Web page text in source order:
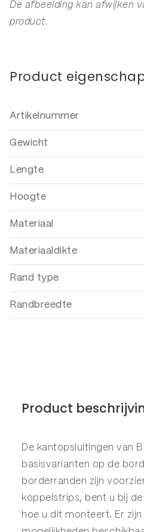
De afbeelding kan afwijken
product.
Product
Artikelnummer
Gewicht
Lengte
Hoogte
Materiaal
Materiaaldikte
Rand type
Randbreedte
Product
De kantopsluitingen van
basisvarianten op de
borderranden zijn
koppelstrips, bent u bij
hoe u dit monteert. Er zijn